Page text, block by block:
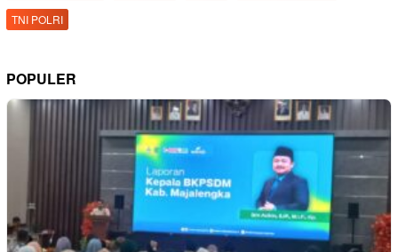
TNI POLRI
POPULER